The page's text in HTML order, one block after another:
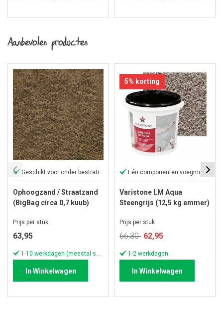
Aanbevolen producten
Geschikt voor onder bestrating
Ophoogzand / Straatzand
(BigBag circa 0,7 kuub)
Prijs per stuk
63,95
1-10 werkdagen (meestal sneller)
In Winkelwagen
5% korting
Eén componenten voegmortel
Varistone LM Aqua
Steengrijs (12,5 kg emmer)
Prijs per stuk
66,30 Speciale
62,95
1-2 werkdagen
In Winkelwagen